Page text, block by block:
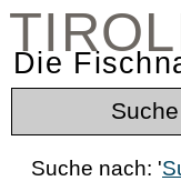
Die
Suche
Suche nach: '